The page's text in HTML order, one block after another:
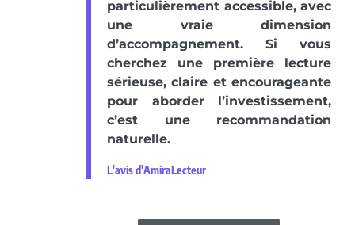
particulièrement accessible, avec
une vraie dimension
d’accompagnement. Si vous
cherchez une première lecture
sérieuse, claire et encourageante
pour aborder l’investissement,
c’est une recommandation
naturelle.
L'avis d'AmiraLecteur